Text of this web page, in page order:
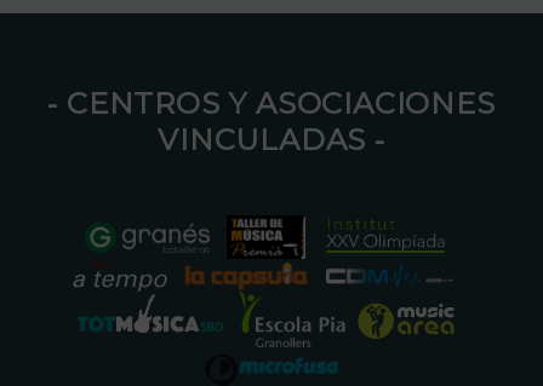
⁃ CENTROS Y ASOCIACIONES
VINCULADAS ⁃